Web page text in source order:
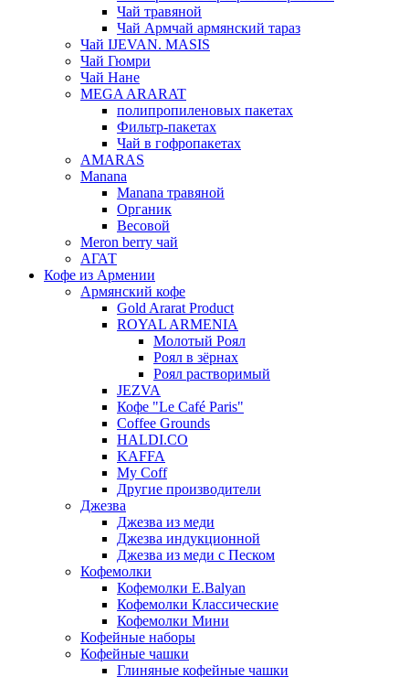
Чай травяной
Чай Армчай армянский тараз
Чай IJEVAN. MASIS
Чай Гюмри
Чай Нане
MEGA ARARAT
полипропиленовых пакетах
Фильтр-пакетах
Чай в гофропакетах
AMARAS
Manana
Manana травяной
Органик
Весовой
Meron berry чай
АГАТ
Кофе из Армении
Армянский кофе
Gold Ararat Product
ROYAL ARMENIA
Молотый Роял
Роял в зёрнах
Роял растворимый
JEZVA
Кофе "Le Café Paris"
Coffee Grounds
HALDI.CO
KAFFA
My Coff
Другие производители
Джезва
Джезва из меди
Джезва индукционной
Джезва из меди с Песком
Кофемолки
Кофемолки E.Balyan
Кофемолки Классические
Кофемолки Мини
Кофейные наборы
Кофейные чашки
Глиняные кофейные чашки